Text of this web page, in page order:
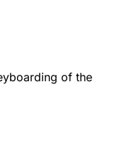
of the